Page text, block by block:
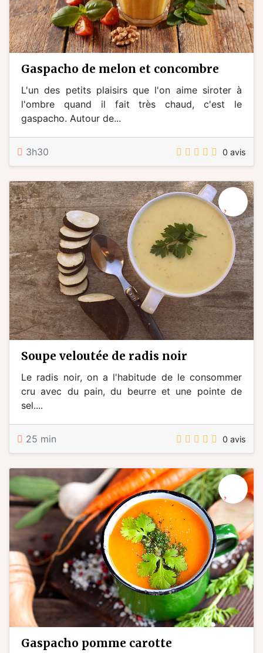
gaspacho de melon et concombre
L'un des petits plaisirs que l'on aime siroter à
l'ombre quand il fait très chaud, c'est le
gaspacho. Autour de...
3h30 0 avis
soupe veloutée de radis noir
Le radis noir, on a l'habitude de le consommer
cru avec du pain, du beurre et une pointe de
sel....
25 min 0 avis
gaspacho pomme carotte